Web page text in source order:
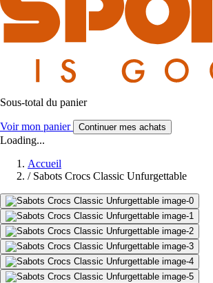
Sous-total du panier
Voir mon panier Continuer mes achats
Loading...
Accueil
/ Sabots Crocs Classic Unfurgettable